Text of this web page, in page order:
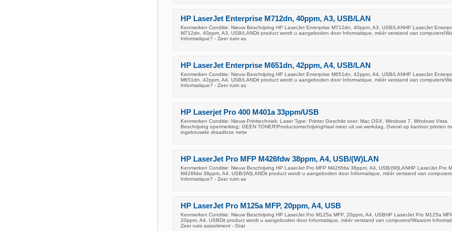
HP LaserJet Enterprise M712dn, 40ppm, A3, USB/LAN
Kenmerken Conditie: Nieuw Beschrijving HP LaserJet Enterprise M712dn, 40ppm, A3, USB/LANHP LaserJet
M712dn, 40ppm, A3, USB/LANDit product wordt u aangeboden door Informatique, méér verstand van
Informatique? - Zeer ruim as
HP LaserJet Enterprise M651dn, 42ppm, A4, USB/LAN
Kenmerken Conditie: Nieuw Beschrijving HP LaserJet Enterprise M651dn, 42ppm, A4, USB/LANHP LaserJet
M651dn, 42ppm, A4, USB/LANDit product wordt u aangeboden door Informatique, méér verstand van
Informatique? - Zeer ruim as
HP Laserjet Pro 400 M401a 33ppm/USB
Kenmerken Conditie: Nieuw Printtechniek: Laser Type: Printer Geschikt voor: Mac OSX, Windows 7, Windows Vista
Beschrijving opermerking: GEEN TONER!ProductomschrijvingHaal meer uit uw werkdag. Overal op kantoor printen
ingebouwde draadloze netw
HP LaserJet Pro MFP M426fdw 38ppm, A4, USB/(W)LAN
Kenmerken Conditie: Nieuw Beschrijving HP LaserJet Pro MFP M426fdw 38ppm, A4, USB/(W)LANHP LaserJet Pro
M426fdw 38ppm, A4, USB/(W)LANDit product wordt u aangeboden door Informatique, méér verstand van
Informatique? - Zeer ruim as
HP LaserJet Pro M125a MFP, 20ppm, A4, USB
Kenmerken Conditie: Nieuw Beschrijving HP LaserJet Pro M125a MFP, 20ppm, A4, USBHP LaserJet Pro M125a
20ppm, A4, USBDit product wordt u aangeboden door Informatique, méér verstand van computers!Waarom
Zeer ruim assortiment - Grat